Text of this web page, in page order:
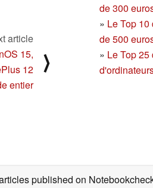
de 300
» Le Top
de 500
» Le Top
article
15,
12
entier
⟩
published on